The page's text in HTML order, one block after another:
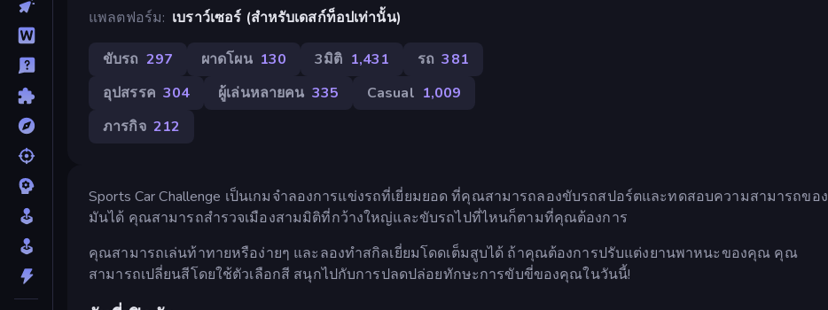
แพลตฟอร์ม
เบราว์เซอร์ (สำหรับเดสก์ท็อปเท่านั้น)
ขับรถ 297 ผาดโผน 130 3มิติ 1,431 รถ 381
อุปสรรค 304 ผู้เล่นหลายคน 335 Casual 1,009
ภารกิจ 212
Sports Car Challenge เป็นเกมจำลองการแข่งรถที่เยี่ยมยอด ที่คุณสามารถลองขับรถสปอร์ตและทดสอบความสามารถของ
มันได้ คุณสามารถสำรวจเมืองสามมิติที่กว้างใหญ่และขับรถไปที่ไหนก็ตามที่คุณต้องการ
คุณสามารถเล่นท้าทายหรือง่ายๆ และลองทำสกิลเยี่ยมโดดเต็มสูบได้ ถ้าคุณต้องการปรับแต่งยานพาหนะของคุณ คุณ
สามารถเปลี่ยนสีโดยใช้ตัวเลือกสี สนุกไปกับการปลดปล่อยทักษะการขับขี่ของคุณในวันนี้!